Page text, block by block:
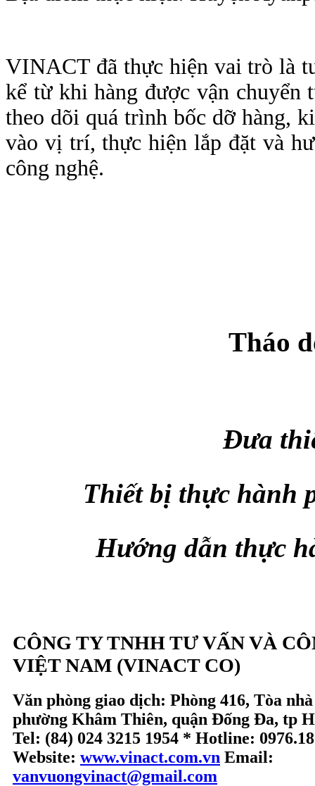
VINACT đã thực hiện vai trò là
kể từ khi hàng được vận chuyển
theo dõi quá trình bốc dỡ hàng,
vào vị trí, thực hiện lắp đặt và
công nghệ.
Tháo
Đưa
Thiết bị thực hành
Hướng dẫn thực
CÔNG TY TNHH TƯ VẤN VÀ
VIỆT NAM (VINACT CO)
Văn phòng giao dịch: Phòng 416, Tòa
phường Khâm Thiên, quận Đống Đa, tp
Tel: (84) 024 3215 1954 * Hotline:
Website: www.vinact.com.vn Email:
vanvuongvinact@gmail.com